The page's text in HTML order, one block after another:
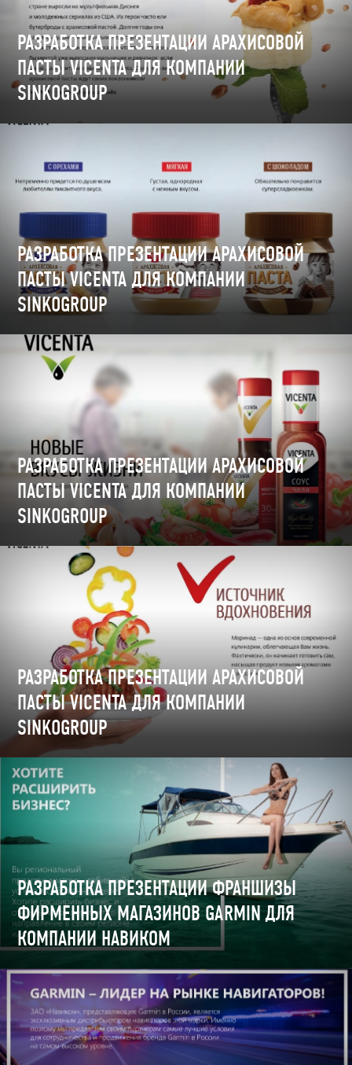
РАЗРАБОТКА ПРЕЗЕНТАЦИИ АРАХИСОВОЙ
ПАСТЫ VICENTA ДЛЯ КОМПАНИИ
SINKOGROUP
РАЗРАБОТКА ПРЕЗЕНТАЦИИ АРАХИСОВОЙ
ПАСТЫ VICENTA ДЛЯ КОМПАНИИ
SINKOGROUP
РАЗРАБОТКА ПРЕЗЕНТАЦИИ АРАХИСОВОЙ
ПАСТЫ VICENTA ДЛЯ КОМПАНИИ
SINKOGROUP
РАЗРАБОТКА ПРЕЗЕНТАЦИИ АРАХИСОВОЙ
ПАСТЫ VICENTA ДЛЯ КОМПАНИИ
SINKOGROUP
РАЗРАБОТКА ПРЕЗЕНТАЦИИ ФРАНШИЗЫ
ФИРМЕННЫХ МАГАЗИНОВ GARMIN ДЛЯ
КОМПАНИИ НАВИКОМ